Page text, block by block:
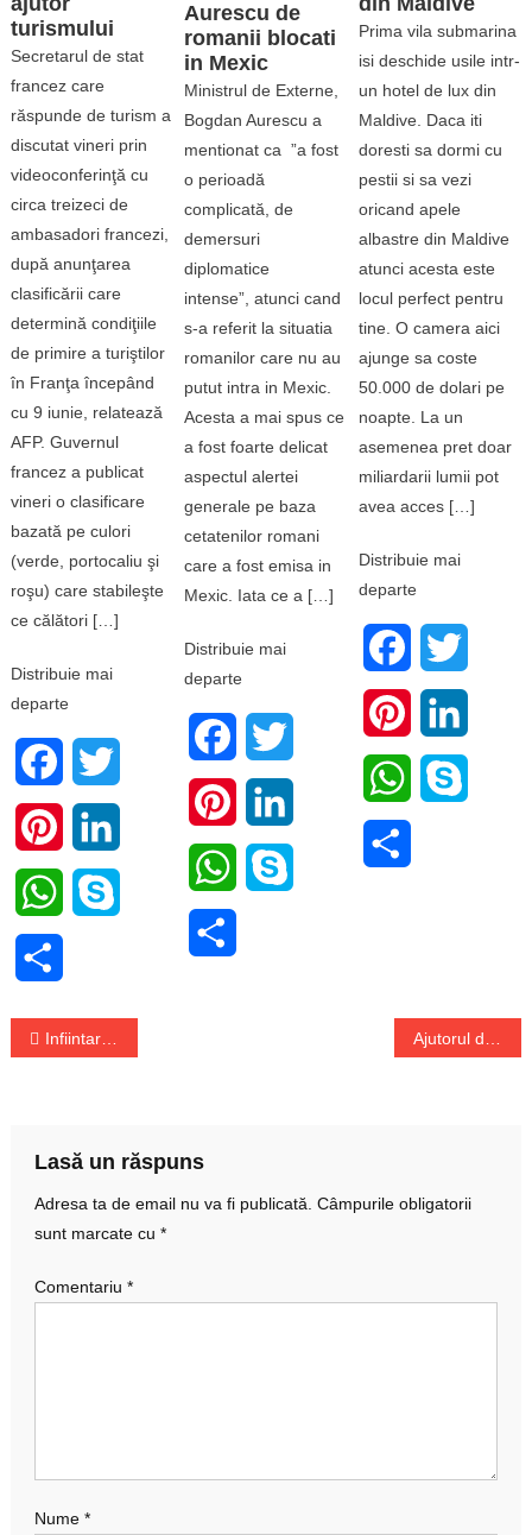
turismului
Secretarul de stat
francez care
răspunde de turism a
discutat vineri prin
videoconferinţă cu
circa treizeci de
ambasadori francezi,
după anunţarea
clasificării care
determină condiţiile
de primire a turiştilor
în Franţa începând
cu 9 iunie, relatează
AFP. Guvernul
francez a publicat
vineri o clasificare
bazată pe culori
(verde, portocaliu şi
roşu) care stabileşte
ce călători […]
Distribuie mai
departe
Facebook
PinterestLinkedIn
WhatsApp
Aurescu de
romanii blocati
in Mexic
Ministrul de Externe,
Bogdan Aurescu a
mentionat ca ”a fost
o perioadă
complicată, de
demersuri
diplomatice
intense”, atunci cand
s-a referit la situatia
romanilor care nu au
putut intra in Mexic.
Acesta a mai spus ce
a fost foarte delicat
aspectul alertei
generale pe baza
cetatenilor romani
care a fost emisa in
Mexic. Iata ce a […]
Distribuie mai
departe
Facebook
PinterestLinkedIn
WhatsApp
Prima vila submarina
isi deschide usile intr-
un hotel de lux din
Maldive. Daca iti
doresti sa dormi cu
pestii si sa vezi
oricand apele
albastre din Maldive
atunci acesta este
locul perfect pentru
tine. O camera aici
ajunge sa coste
50.000 de dolari pe
noapte. La un
asemenea pret doar
miliardarii lumii pot
avea acces […]
Distribuie mai
departe
Facebook
Pinterest
WhatsApp
Navigare
Infiintarea Registrului national al traficantilor de droguri
Lasă un răspuns
Adresa ta de email nu va fi publicată. Câmpurile obligatorii
sunt marcate cu *
Comentariu *
Nume *